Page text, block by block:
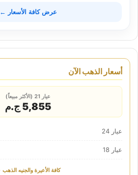
عرض كافة الأسعار ←
أسعار الذهب الآن
عيار 21 (الأكثر مبيعاً)
5,855 ج.م
عيار 24
عيار 18
كافة الأعيرة والجنيه